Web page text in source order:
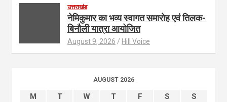
उत्तराखंड
नेमिकुमार का भव्य स्वागत समारोह एवं तिलक-
बिनौली यात्रा आयोजित
August 9, 2026 Hill Voice
AUGUST 2026
M T W T F S
S